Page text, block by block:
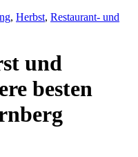
, Herbst, Restaurant- und
und
besten